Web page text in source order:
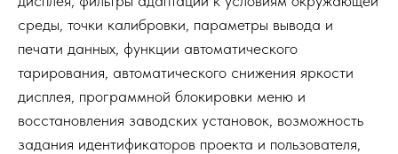
среды, точки калибровки, параметры вывода и
печати данных, функции автоматического
тарирования, автоматического снижения яркости
дисплея, программной блокировки меню и
восстановления заводских установок, возможность
задания идентификаторов проекта и пользователя,